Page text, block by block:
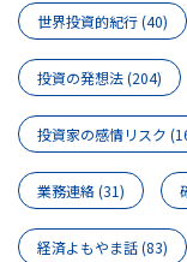
世界投資的紀行(40)
投資の発想法(204)
投資家の感情リスク
業務連絡(31)
経済よもやま話(83)